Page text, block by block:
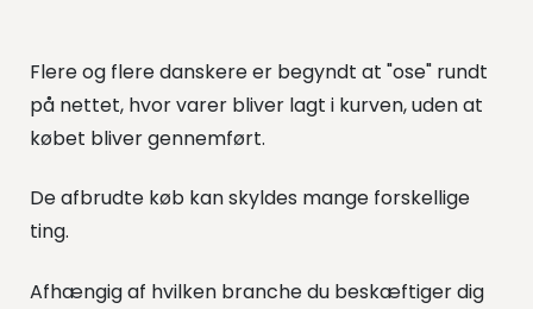
Flere og flere danskere er begyndt at "ose" rundt
på nettet, hvor varer bliver lagt i kurven, uden at
købet bliver gennemført.
De afbrudte køb kan skyldes mange forskellige
ting.
Afhængig af hvilken branche du beskæftiger dig